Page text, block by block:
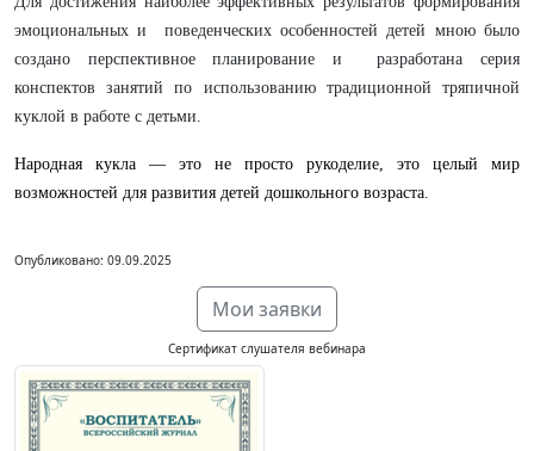
эмоциональных и поведенческих особенностей детей мною было
создано перспективное планирование и разработана серия
конспектов занятий по использованию традиционной тряпичной
куклой в работе с детьми.
Народная кукла — это не просто рукоделие, это целый мир
возможностей для развития детей дошкольного возраста.
Опубликовано: 09.09.2025
Мои заявки
Сертификат слушателя вебинара